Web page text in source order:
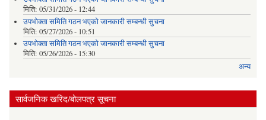
मिति: 05/31/2026 - 12:44
उपभोक्ता समिति गठन भएको जानकारी सम्बन्धी सुचना
मिति: 05/27/2026 - 10:51
उपभोक्ता समिति गठन भएको जानकारी सम्बन्धी सुचना
मिति: 05/26/2026 - 15:30
अन्य
सार्वजनिक खरिद/बोलपत्र सूचना